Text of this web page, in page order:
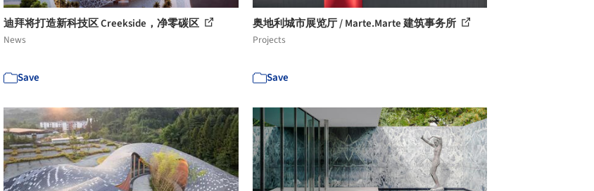
迪拜将打造新科技区 Creekside，净零碳区
News
Save
奥地利城市展览厅 / Marte.Marte 建筑事务所
Projects
Save